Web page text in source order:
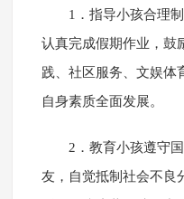
1．指导小孩合理
认真完成假期作业，鼓
践、社区服务、文娱体
自身素质全面发展。
2．教育小孩遵守
友，自觉抵制社会不良